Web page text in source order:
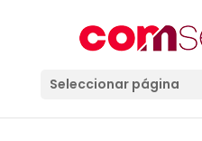
Seleccionar página